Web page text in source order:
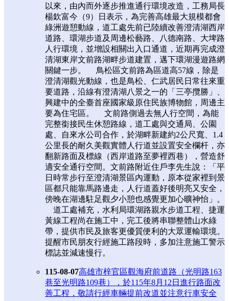
以來，由內而外逐步推進通行環境改造，工務局長
楊欽富今（9）日表示，為完善高雄最大規模都會
綠洲遊憩動線，道工處先前已陸續改善澄清湖西岸
道路、環湖步道及周邊松藝路、八德南路、大埤路
人行環境，並增設相關出入口通道，近期再完成澄
清湖東岸文前路湖畔步道建置，邁下環湖漫遊路網
關鍵一步。 鳥松區文前路為區道高57線，除是
澄清湖觀光動線，也是鳥松、仁武居民日常往來重
要道路，沿線有澄清湖八景之一的「三亭攬勝」、
興建中的全臺首座國家級原住民族博物館，周邊主
要為住宅區。 文前路側過去無人行空間，為能
完整銜接民生休憩路線，道工處與交通局、公園
處、自來水公司合作，於湖畔新建約2公尺寬、1.4
公里長的耐久美觀實體人行道並設置安全欄杆，亦
翻新路面及標線（西岸道路至夢裡西巷），營造舒
適安全通行空間。文前路附近住戶李先生說：「平
日時常步行至澄清湖景區內運動，原本從家裡到景
區都只能靠馬路邊走，人行道蓋好後明亮又安全，
傍晚在湖邊駐足觀夕小憩也感覺更加心曠神怡」。
道工處補充，水利局環湖路親水步道工程、捷運
黃線工程尚在施工中，完工後將串聯整體山水綠
帶，提供市民及旅客更優質便利的大眾運輸環境。
提醒市民朋友行經施工路段時，多加注意施工警示
標誌並減速慢行。
115-08-07高雄市梓官區觀海府前道路（光明路163
巷至光明路109巷），於115年8月12日進行路面改
善工程，敬請行經車輛提前改道並注意行車安全